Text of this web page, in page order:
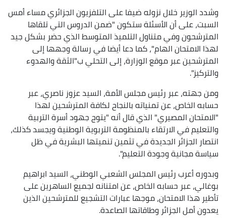
وشدد الوزير خلال نزوله ضيفا على التلفزيون الجزائري مساء أمس
السبت، على أن الأسئلة ستكون "ضمن الدروس التي تلقاها
المترشحون وفي متناول التلميذ المتوسط الذي حضر بشكل جيد
لهذا الامتحان الهام"، كما دعا أيضا في رسالة وجهها إلى
المترشحين عبر موقع الوزارة، إلى التحلي ب"الثقة والهدوء
والتركيز".
ومن جهته، عبر رئيس مجلس الأمة، السيد عزوز ناصري، عبر
حسابه الخاص، عن تمنياته بالنجاح لكافة المترشحين لهذا
"الامتحان المصيري" الذي قال أنه "يتوج جهود أسرة التربية
والتعليم في الارتقاء بالمنظومة التربوية الوطنية ويجسد كذلك،
انتصار الجزائر الجديدة في تثمين تنميتها البشرية في ظل
سياسة مجانية وجودة التعليم".
وبدوره أعرب رئيس المجلس الشعبي الوطني، السيد ابراهيم
بوغالي، عبر حسابه الخاص، عن امتنانه لجميع الساهرين على
تأطير هذا الامتحان، موجها عبارات التشجيع للمترشحين الذين
يعدون أمل الجزائر وطاقاتها الصاعدة.